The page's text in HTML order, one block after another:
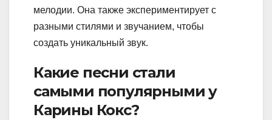
мелодии. Она также экспериментирует с
разными стилями и звучанием, чтобы
создать уникальный звук.
Какие песни стали
самыми популярными у
Карины Кокс?